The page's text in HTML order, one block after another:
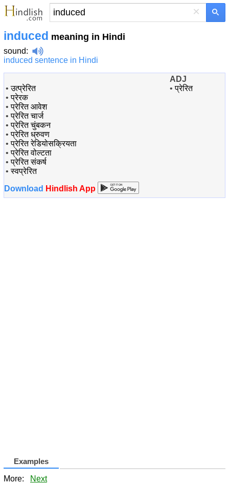
×
induced meaning in Hindi
sound:
induced sentence in Hindi
•उत्प्रेरित
•प्रेरक
•प्रेरित आवेश
•प्रेरित चार्ज
•प्रेरित चुंबकन
•प्रेरित ध्रुवण
•प्रेरित रेडियोसक्रियता
•प्रेरित वोल्टता
•प्रेरित संकर्ष
•स्वप्रेरित
ADJ
•प्रेरित
Download Hindlish App
Examples
More: Next